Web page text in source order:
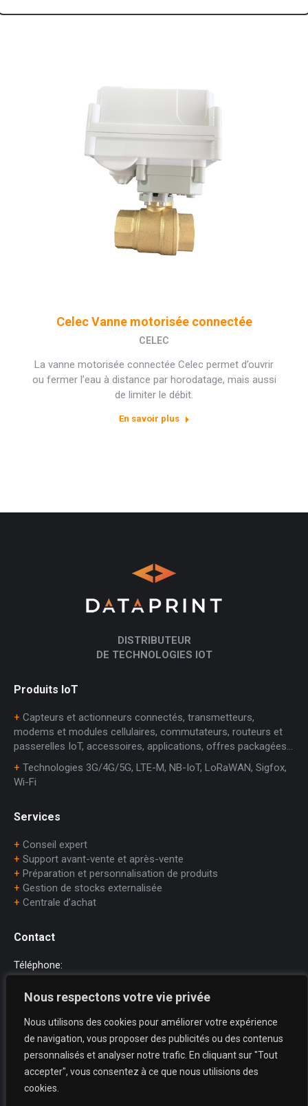
Nous respectons votre vie privée
Nous utilisons des cookies pour améliorer votre expérience
de navigation, vous proposer des publicités ou des contenus
personnalisés et analyser notre trafic. En cliquant sur "Tout
accepter", vous consentez à ce que nous utilisions des
cookies.
Celec Vanne motorisée connectée
CELEC
La vanne motorisée connectée Celec permet d’ouvrir
ou fermer l’eau à distance par horodatage, mais aussi
de limiter le débit.
En savoir plus
DISTRIBUTEUR
DE TECHNOLOGIES IOT
Produits IoT
+ Capteurs et actionneurs connectés, transmetteurs,
modems et modules cellulaires, commutateurs, routeurs et
passerelles IoT, accessoires, applications, offres packagées…
+ Technologies 3G/4G/5G, LTE-M, NB-IoT, LoRaWAN, Sigfox,
Wi-Fi
Services
+ Conseil expert
+ Support avant-vente et après-vente
+ Préparation et personnalisation de produits
+ Gestion de stocks externalisée
+ Centrale d’achat
Contact
Téléphone:
dataprint@dataprint.fr
Adresse:
69, avenue du Maréchal Juin
64200 BIARRITZ